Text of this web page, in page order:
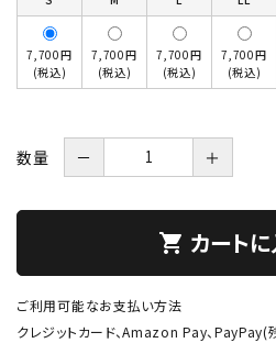
7,700円
(税込)
7,700円
(税込)
7,700円
(税込)
7,700円
(税込)
数量 － ＋
shopping_cart カート
ご利用可能なお支払い方法
クレジットカード、Amazon Pay、